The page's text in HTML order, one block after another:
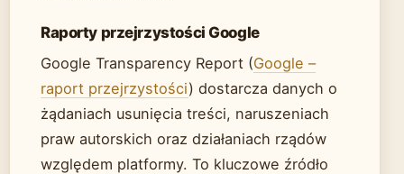
Raporty przejrzystości Google
Google Transparency Report (Google –
raport przejrzystości) dostarcza danych o
żądaniach usunięcia treści, naruszeniach
praw autorskich oraz działaniach rządów
względem platformy. To kluczowe źródło